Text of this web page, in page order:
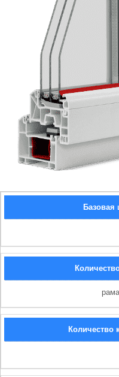
Количество